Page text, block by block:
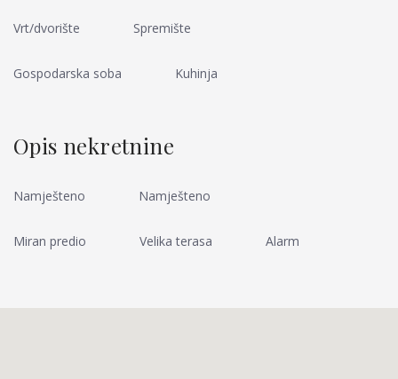
Vrt/dvorište Spremište
Gospodarska soba Kuhinja
Opis nekretnine
Namješteno Namješteno
Miran predio Velika terasa Alarm